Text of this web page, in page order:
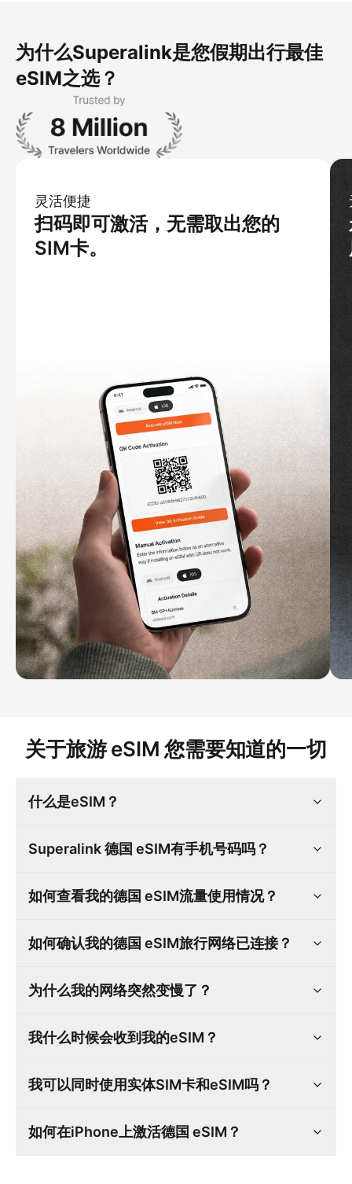
为什么Superalink是您假期出行最佳
eSIM之选？
灵活便捷
扫码即可激活，无需取出您的
SIM卡。
关于旅游 eSIM 您需要知道的一切
什么是eSIM？
Superalink 德国 eSIM有手机号码吗？
如何查看我的德国 eSIM流量使用情况？
如何确认我的德国 eSIM旅行网络已连接？
为什么我的网络突然变慢了？
我什么时候会收到我的eSIM？
我可以同时使用实体SIM卡和eSIM吗？
如何在iPhone上激活德国 eSIM？